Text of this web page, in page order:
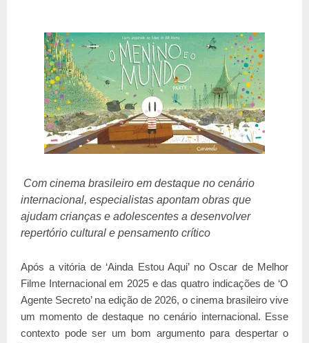
Com cinema brasileiro em destaque no cenário
internacional, especialistas apontam obras que
ajudam crianças e adolescentes a desenvolver
repertório cultural e pensamento crítico
Após a vitória de ‘Ainda Estou Aqui’ no Oscar de Melhor
Filme Internacional em 2025 e das quatro indicações de ‘O
Agente Secreto’ na edição de 2026, o cinema brasileiro vive
um momento de destaque no cenário internacional. Esse
contexto pode ser um bom argumento para despertar o